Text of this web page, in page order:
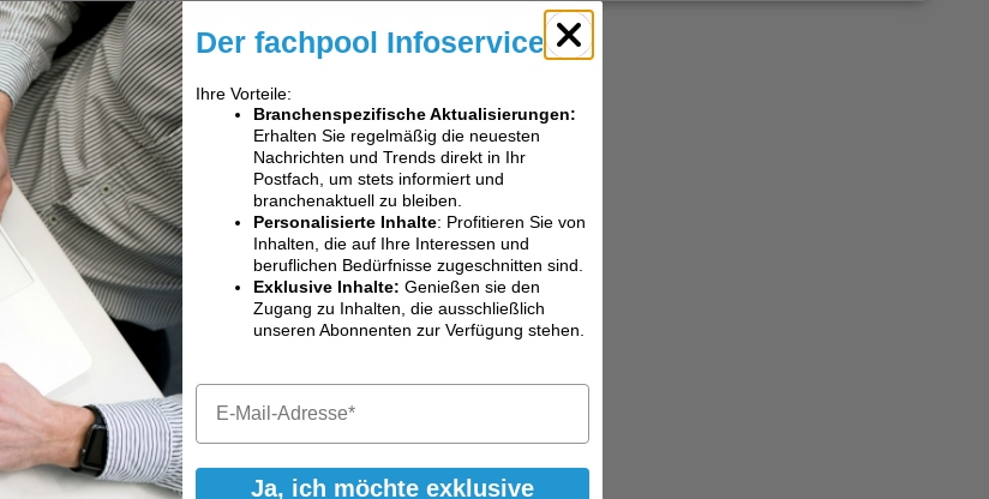
Der fachpool Infoservice
Ihre Vorteile:
Branchenspezifische Aktualisierungen:
Erhalten Sie regelmäßig die neuesten
Nachrichten und Trends direkt in Ihr
Postfach, um stets informiert und
branchenaktuell zu bleiben.
Personalisierte Inhalte: Profitieren Sie von
Inhalten, die auf Ihre Interessen und
beruflichen Bedürfnisse zugeschnitten sind.
Exklusive Inhalte: Genießen sie den
Zugang zu Inhalten, die ausschließlich
unseren Abonnenten zur Verfügung stehen.
Ja, ich möchte exklusive